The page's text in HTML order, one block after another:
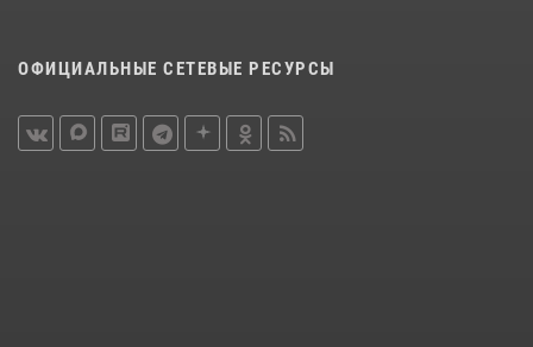
ОФИЦИАЛЬНЫЕ СЕТЕВЫЕ РЕСУРСЫ